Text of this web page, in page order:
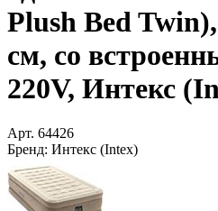
Plush Bed
см, со
220V, Интекс
Арт. 64426
Бренд: Интекс (Intex)